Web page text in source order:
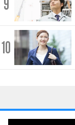
10
1